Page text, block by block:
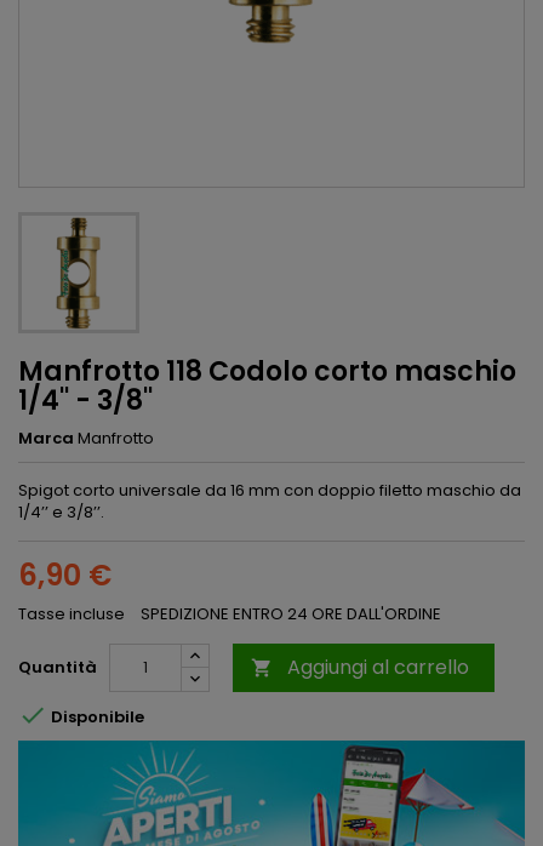
Manfrotto 118 Codolo corto maschio
1/4'' - 3/8''
Marca Manfrotto
Spigot corto universale da 16 mm con doppio filetto maschio da
1/4’’ e 3/8’’.
6,90 €
Tasse incluse SPEDIZIONE ENTRO 24 ORE DALL'ORDINE
Quantità  Aggiungi al carrello
 Disponibile